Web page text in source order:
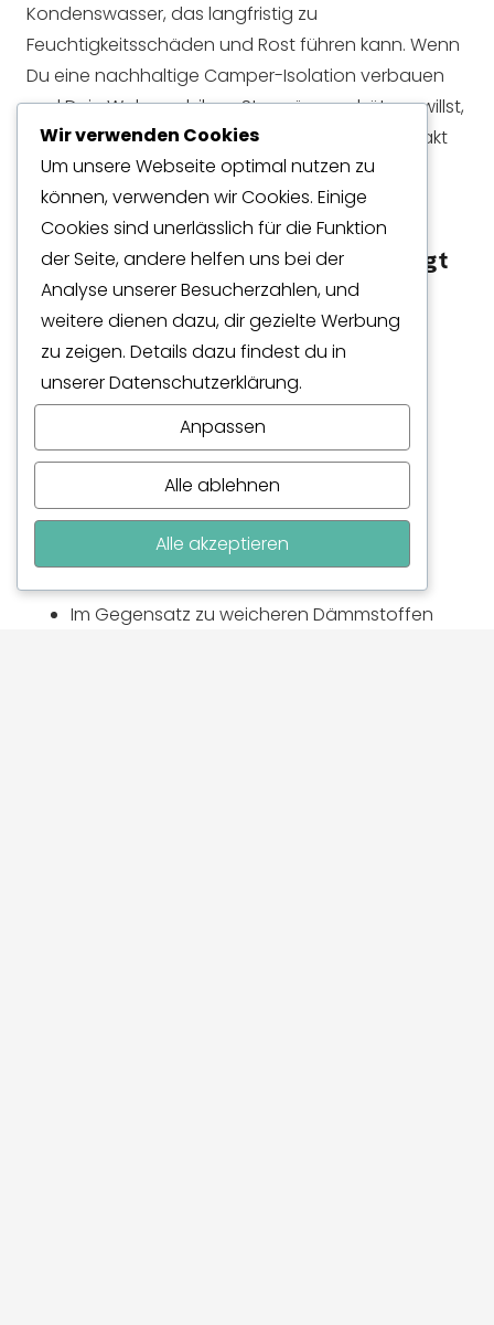
Kondenswasser, das langfristig zu
Feuchtigkeitsschäden und Rost führen kann. Wenn
Du eine nachhaltige Camper-Isolation verbauen
und Dein Wohnmobil vor Staunässe schützen willst,
ist eine massgefertigte XPS-Bodenisolation, exakt
angepasst an die Bodenkontur, die technisch
sinnvollste Lösung.
XPS (extrudiertes Polystyrol) bringt
entscheidende Vorteile für die
Isolation im Camper mit:
Sehr hohe Druckfestigkeit.
Extrem geringe Wasseraufnahme.
Geschlossenzellige Struktur (keine
Kapillarwirkung).
Sehr gute Dämmwerte bei geringer
Materialstärke.
Dauerhaft formstabil.
Im Gegensatz zu weicheren Dämmstoffen
Wir verwenden Cookies
Um unsere Webseite optimal nutzen zu
können, verwenden wir Cookies. Einige
Cookies sind unerlässlich für die Funktion
der Seite, andere helfen uns bei der
Analyse unserer Besucherzahlen, und
weitere dienen dazu, dir gezielte Werbung
zu zeigen. Details dazu findest du in
unserer Datenschutzerklärung.
Anpassen
Alle ablehnen
Alle akzeptieren